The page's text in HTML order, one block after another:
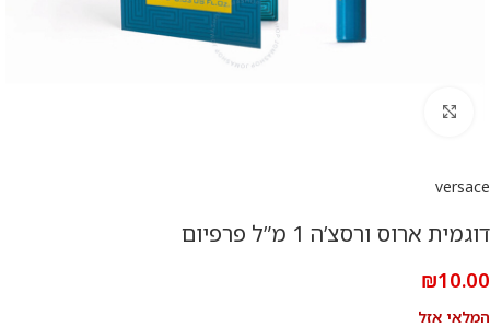
versace
דוגמית ארוס ורסצ’ה 1 מ”ל פרפיום
₪10.00
המלאי אזל